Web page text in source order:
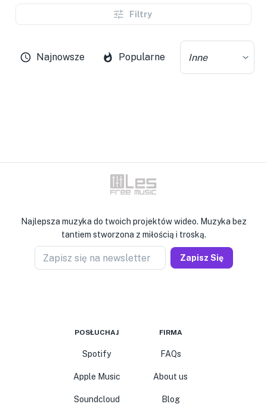
Filtry
Najnowsze Popularne Inne
Najlepsza muzyka do twoich projektów wideo. Muzyka bez
tantiem stworzona z miłością i troską.
Zapisz się na newsletter Zapisz Się
POSŁUCHAJ
Spotify
Apple Music
Soundcloud
FIRMA
FAQs
About us
Blog